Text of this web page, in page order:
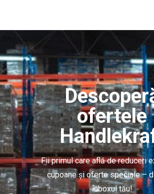
ofertele
Fii primul care află de reduceri
cupoane și oferte speciale –
inboxul tău!